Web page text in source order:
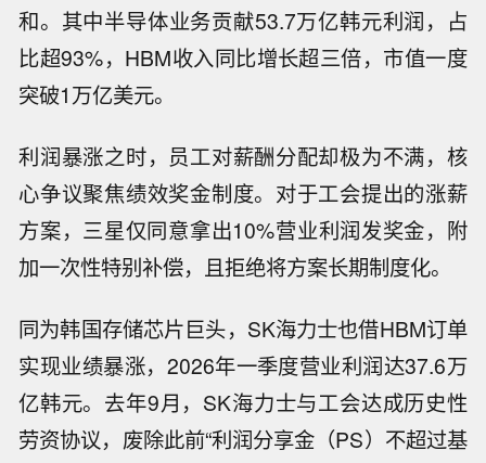
和。其中半导体业务贡献53.7万亿韩元利润，占
比超93%，HBM收入同比增长超三倍，市值一度
突破1万亿美元。
利润暴涨之时，员工对薪酬分配却极为不满，核
心争议聚焦绩效奖金制度。对于工会提出的涨薪
方案，三星仅同意拿出10%营业利润发奖金，附
加一次性特别补偿，且拒绝将方案长期制度化。
同为韩国存储芯片巨头，SK海力士也借HBM订单
实现业绩暴涨，2026年一季度营业利润达37.6万
亿韩元。去年9月，SK海力士与工会达成历史性
劳资协议，废除此前“利润分享金（PS）不超过基